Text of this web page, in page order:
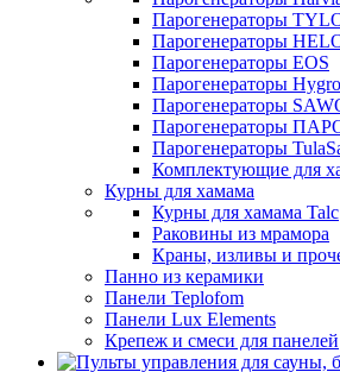
Парогенераторы
Парогенераторы
Парогенераторы EOS
Парогенераторы
Парогенераторы
Парогенераторы
Парогенераторы
Комплектующие для
Курны для хамама
Курны для хамама Talc
Раковины из мрамора
Краны, изливы и
Панно из керамики
Панели Teplofom
Панели Lux Elements
Крепеж и смеси для панелей